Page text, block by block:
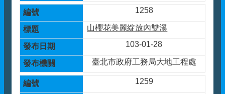
1258
山櫻花美麗綻放內雙溪
103-01-28
臺北市政府工務局大地工程處
1259